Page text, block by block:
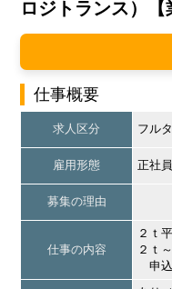
ロジトランス）【
仕事概要
求人区分 フル
雇用形態 正社員
募集の理由
仕事の内容
２ｔ
２ｔ
申込